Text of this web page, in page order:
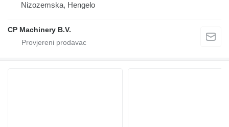
Nizozemska, Hengelo
CP Machinery B.V.